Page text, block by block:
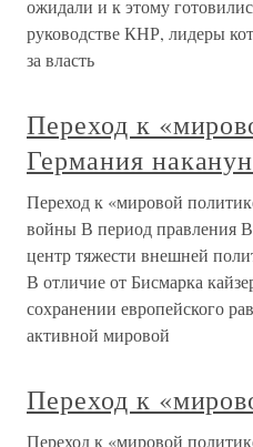
ожидали и к этому
руководстве КНР, лидеры
за власть
Переход к
Германия
Переход к «мировой
войны В период правления
центр тяжести внешней
В отличие от Бисмарка
сохранении европейского
активной мировой
Переход к
Переход к «мировой